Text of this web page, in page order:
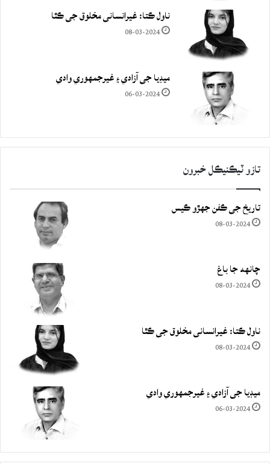
ناول ڪتا: غيرانساني مخلوق جي ڪٿا
08-03-2024
ميڊيا جي آزادي ۽ غيرجمھوري وادي
06-03-2024
تازو ٽيڪنيڪل خبرون
تاريخ جي ڪفن جھڙو ڪيس
08-03-2024
چانهه جا باغ
08-03-2024
ناول ڪتا: غيرانساني مخلوق جي ڪٿا
08-03-2024
ميڊيا جي آزادي ۽ غيرجمھوري وادي
06-03-2024